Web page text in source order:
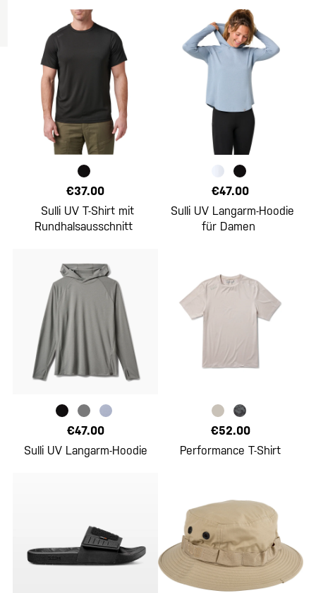
€37.00
Sulli UV T-Shirt mit
Rundhalsausschnitt
€47.00
Sulli UV Langarm-Hoodie
für Damen
€47.00
Sulli UV Langarm-Hoodie
€52.00
Performance T-Shirt